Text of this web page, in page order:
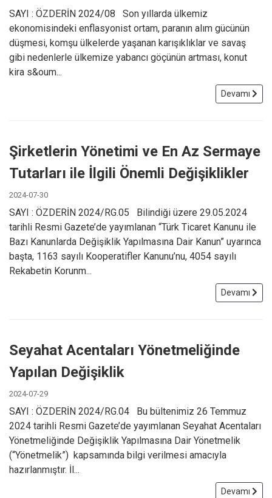
SAYI : ÖZDERİN 2024/08 Son yıllarda ülkemiz
ekonomisindeki enflasyonist ortam, paranın alım gücünün
düşmesi, komşu ülkelerde yaşanan karışıklıklar ve savaş
gibi nedenlerle ülkemize yabancı göçünün artması, konut
kira s&oum...
Devamı
Şirketlerin Yönetimi ve En Az Sermaye
Tutarları ile İlgili Önemli Değişiklikler
2024-07-30
SAYI : ÖZDERİN 2024/RG.05 Bilindiği üzere 29.05.2024
tarihli Resmi Gazete’de yayımlanan “Türk Ticaret Kanunu ile
Bazı Kanunlarda Değişiklik Yapılmasına Dair Kanun” uyarınca
başta, 1163 sayılı Kooperatifler Kanunu’nu, 4054 sayılı
Rekabetin Korunm...
Devamı
Seyahat Acentaları Yönetmeliğinde
Yapılan Değişiklik
2024-07-29
SAYI : ÖZDERİN 2024/RG.04 Bu bültenimiz 26 Temmuz
2024 tarihli Resmi Gazete’de yayımlanan Seyahat Acentaları
Yönetmeliğinde Değişiklik Yapılmasına Dair Yönetmelik
(“Yönetmelik”) kapsamında bilgi verilmesi amacıyla
hazırlanmıştır. İl...
Devamı